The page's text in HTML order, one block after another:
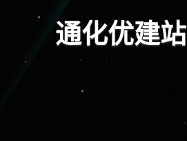
通化优建站